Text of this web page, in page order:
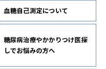
血糖自己測定について
糖尿病治療やかかりつけ医探
しでお悩みの方へ